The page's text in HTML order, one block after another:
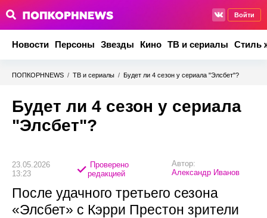
Войти
Новости Персоны Звезды Кино ТВ и сериалы Стиль
ПОПКОРНNEWS / ТВ и сериалы / Будет ли 4 сезон у сериала "Элсбет"?
Будет ли 4 сезон у сериала
"Элсбет"?
23.05.2026
13:23
Проверено
редакцией
Автор:
Александр Иванов
После удачного третьего сезона
«Элсбет» с Кэрри Престон зрители